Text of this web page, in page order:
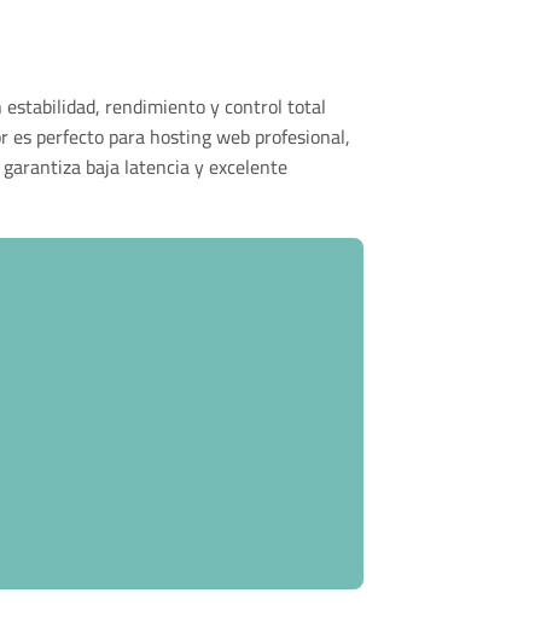
estabilidad, rendimiento y control total
perfecto para hosting web profesional,
baja latencia y excelente